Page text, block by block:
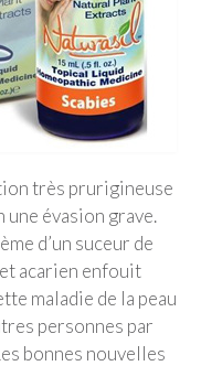
très prurigineuse
évasion grave.
d’un suceur de
acarien enfouit
maladie de la peau
personnes par
bonnes nouvelles